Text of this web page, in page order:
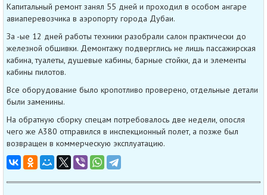
Капитальный ремонт занял 55 дней и проходил в особом ангаре
авиаперевозчика в аэропорту города Дубаи.
За -ые 12 дней работы техники разобрали салон практически до
железной обшивки. Демонтажу подверглись не лишь пассажирская
кабина, туалеты, душевые кабины, барные стойки, да и элементы
кабины пилотов.
Все оборудование было кропотливо проверено, отдельные детали
были заменины.
На обратную сборку спецам потребовалось две недели, опосля
чего же A380 отправился в инспекционный полет, а позже был
возвращен в коммерческую эксплуатацию.